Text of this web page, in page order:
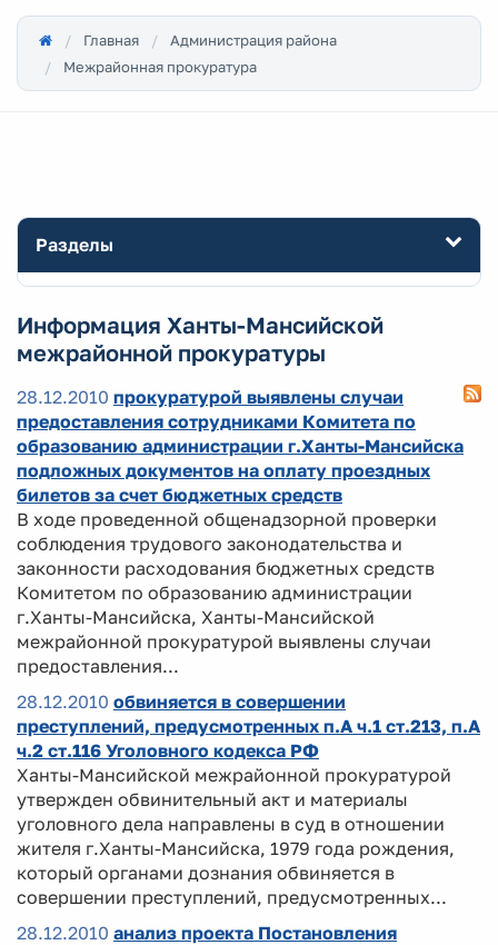
Главная
Администрация района
Межрайонная прокуратура
Разделы
Информация Ханты-Мансийской
межрайонной прокуратуры
28.12.2010 прокуратурой выявлены случаи
предоставления сотрудниками Комитета по
образованию администрации г.Ханты-Мансийска
подложных документов на оплату проездных
билетов за счет бюджетных средств
В ходе проведенной общенадзорной проверки
соблюдения трудового законодательства и
законности расходования бюджетных средств
Комитетом по образованию администрации
г.Ханты-Мансийска, Ханты-Мансийской
межрайонной прокуратурой выявлены случаи
предоставления...
28.12.2010 обвиняется в совершении
преступлений, предусмотренных п.А ч.1 ст.213, п.А
ч.2 ст.116 Уголовного кодекса РФ
Ханты-Мансийской межрайонной прокуратурой
утвержден обвинительный акт и материалы
уголовного дела направлены в суд в отношении
жителя г.Ханты-Мансийска, 1979 года рождения,
который органами дознания обвиняется в
совершении преступлений, предусмотренных...
28.12.2010 анализ проекта Постановления